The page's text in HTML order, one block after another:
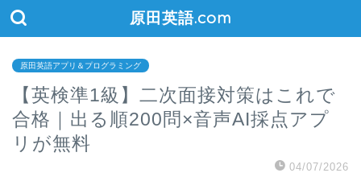
原田英語.com
原田英語アプリ＆プログラミング
【英検準1級】二次面接対策はこれで
合格｜出る順200問×音声AI採点アプ
リが無料
04/07/2026